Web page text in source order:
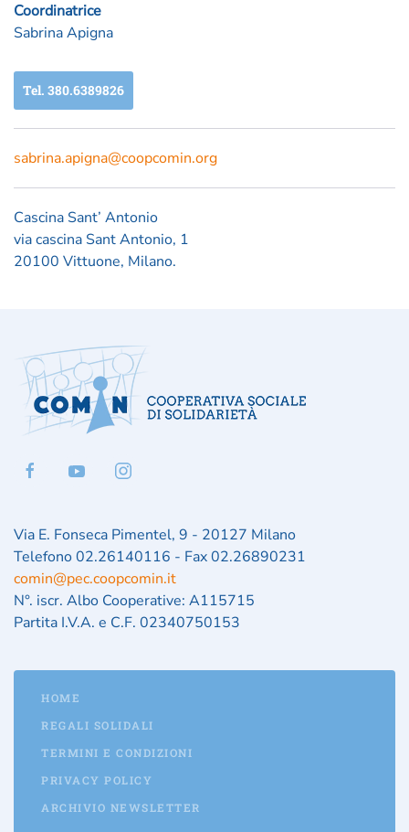
Coordinatrice
Sabrina Apigna
Tel. 380.6389826
sabrina.apigna@coopcomin.org
Cascina Sant’ Antonio
via cascina Sant Antonio, 1
20100 Vittuone, Milano.
Via E. Fonseca Pimentel, 9 - 20127 Milano
Telefono 02.26140116 - Fax 02.26890231
comin@pec.coopcomin.it
N°. iscr. Albo Cooperative: A115715
Partita I.V.A. e C.F. 02340750153
HOME
REGALI SOLIDALI
TERMINI E CONDIZIONI
PRIVACY POLICY
ARCHIVIO NEWSLETTER